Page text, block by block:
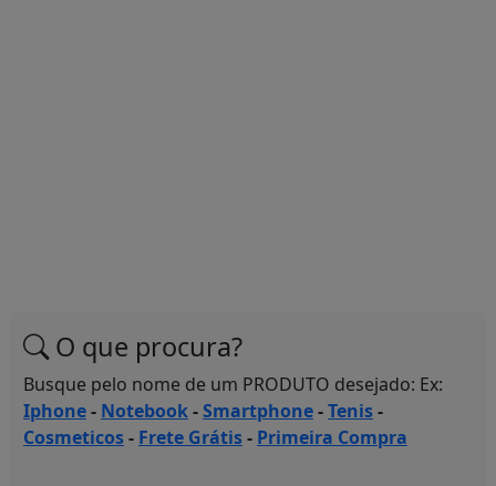
O que procura?
Busque pelo nome de um PRODUTO desejado: Ex:
Iphone- Notebook-Smartphone-Tenis-
Cosmeticos- Frete Grátis- Primeira Compra